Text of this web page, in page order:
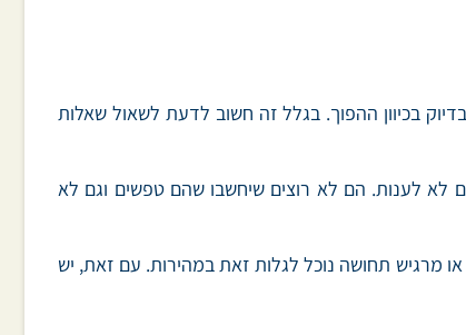
בכיוון ההפוך. בגלל זה חשוב לדעת לשאול שאלות
לא לענות. הם לא רוצים שיחשבו שהם טפשים וגם לא
מרגיש תחושה נוכל לגלות זאת במהירות. עם זאת, יש